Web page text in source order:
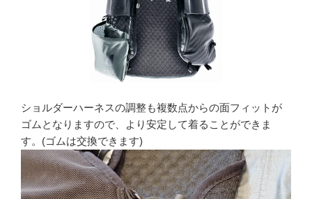
ショルダーハーネスの調整も複数点からの面フィットが
ゴムとなりますので、より安定して着ることができま
す。(ゴムは交換できます)